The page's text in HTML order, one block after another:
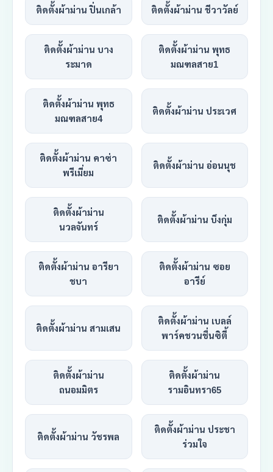
ติดตั้งผ้าม่าน ปิ่นเกล้า ติดตั้งผ้าม่าน ชีวาวัลย์
ติดตั้งผ้าม่าน บาง
ระมาด
ติดตั้งผ้าม่าน พุทธ
มณฑลสาย1
ติดตั้งผ้าม่าน พุทธ
มณฑลสาย4
ติดตั้งผ้าม่าน ประเวศ
ติดตั้งผ้าม่าน คาซ่า
พรีเมี่ยม
ติดตั้งผ้าม่าน อ่อนนุช
ติดตั้งผ้าม่าน
นวลจันทร์
ติดตั้งผ้าม่าน บึงกุ่ม
ติดตั้งผ้าม่าน อารียา
ชบา
ติดตั้งผ้าม่าน ซอย
อารีย์
ติดตั้งผ้าม่าน สามเสน
ติดตั้งผ้าม่าน เบลล์
พาร์คชวนชื่นซิตี้
ติดตั้งผ้าม่าน
ถนอมมิตร
ติดตั้งผ้าม่าน
รามอินทรา65
ติดตั้งผ้าม่าน วัชรพล
ติดตั้งผ้าม่าน ประชา
ร่วมใจ